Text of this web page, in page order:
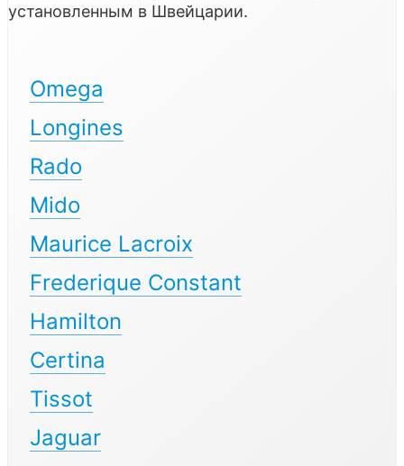
установленным в Швейцарии.
Omega
Longines
Rado
Mido
Maurice Lacroix
Frederique Constant
Hamilton
Certina
Tissot
Jaguar